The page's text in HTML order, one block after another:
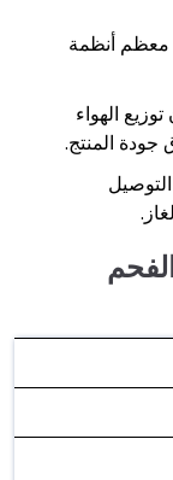
معظم أنظمة
الهواء
جودة المنتج.